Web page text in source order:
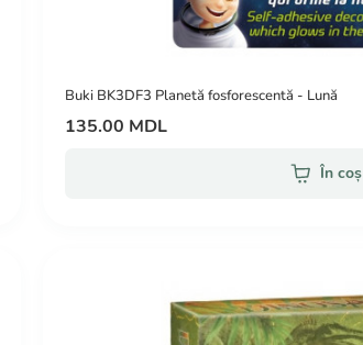
Buki BK3DF3 Planetă fosforescentă - Lună
135.00 MDL
În coș